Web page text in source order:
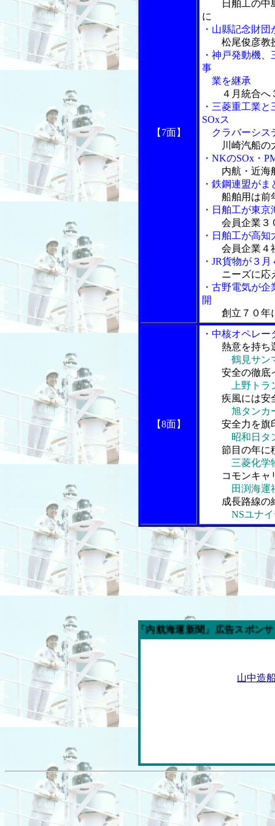
【7面】
日舶工の中島
に
・山縣記念財
松尾俊彦教
・神戸発動機
事
業を継承
４月統合へ
・三菱重工業
SOxス
クラバーシス
川崎汽船の
・NKのSOx・
内航・近海
・鉄鋼連盟が
船舶用は前
・日舶工が東
会員企業３
・日舶工が高
会員企業４
・JR貨物が３
ニーズに応
・古野電気が
開
創立７０年
【8面】
・中核オペレ
熱意を持ち
鶴見サ
安全の徹底
上野ト
疾風には安全
旭タン
安全力を旗印
昭和日
節目の年に積
三菱化
コモンキャリ
田渕海
成長路線の
NSユナ
今週の「内航海運新聞」広告スポンサー企業
山中造